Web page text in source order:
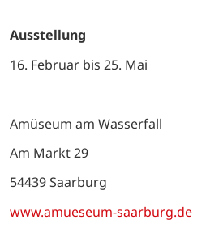
Ausstellung
16. Februar bis 25. Mai
Amüseum am Wasserfall
Am Markt 29
54439 Saarburg
www.amueseum-saarburg.de